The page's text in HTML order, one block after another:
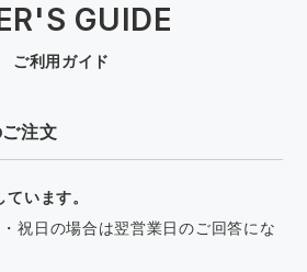
GUIDE
ご利用ガイド
注文
います。
祝日の場合は翌営業日のご回答にな